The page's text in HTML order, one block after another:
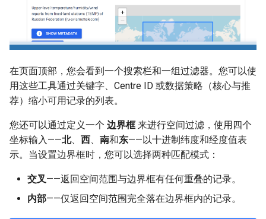
在页面顶部，您会看到一个搜索栏和一组过滤器。您可以使
用这些工具通过关键字、Centre ID 或数据策略（核心与推
荐）缩小可用记录的列表。
您还可以通过定义一个 边界框来进行空间过滤，使用四个
坐标输入——北、 西、 南和东——以十进制纬度和经度值表
示。当设置边界框时，您可以选择两种匹配模式：
交叉——返回空间范围与边界框有任何重叠的记录。
内部——仅返回空间范围完全落在边界框内的记录。